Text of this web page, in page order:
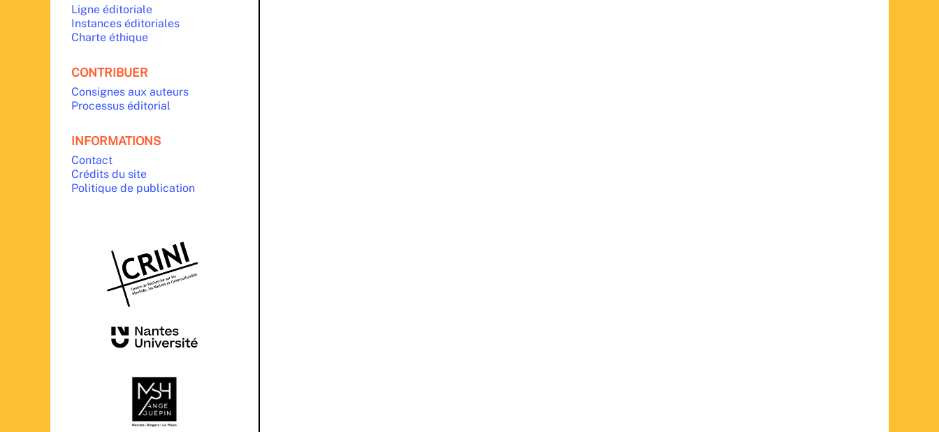
Ligne éditoriale
Instances éditoriales
Charte éthique
CONTRIBUER
Consignes aux auteurs
Processus éditorial
INFORMATIONS
Contact
Crédits du site
Politique de publication